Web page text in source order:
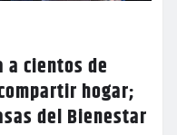
cientos de
hogar;
del Bienestar